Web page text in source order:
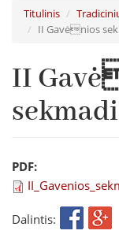
Titulinis
II Gavėnios
II
PDF:
Dalintis: